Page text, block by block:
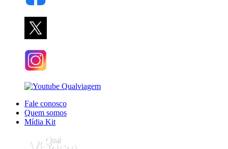
Fale conosco
Quem somos
Mídia Kit